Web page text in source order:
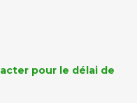
pour le délai de